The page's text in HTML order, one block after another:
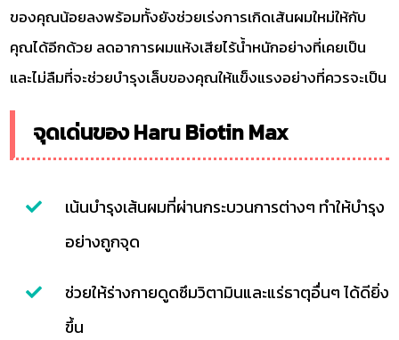
ของคุณน้อยลงพร้อมทั้งยังช่วยเร่งการเกิดเส้นผมใหม่ให้กับ
คุณได้อีกด้วย ลดอาการผมแห้งเสียไร้น้ำหนักอย่างที่เคยเป็น
และไม่ลืมที่จะช่วยบำรุงเล็บของคุณให้แข็งแรงอย่างที่ควรจะเป็น
จุดเด่นของ Haru Biotin Max
เน้นบำรุงเส้นผมที่ผ่านกระบวนการต่างๆ ทำให้บำรุง
อย่างถูกจุด
ช่วยให้ร่างกายดูดซึมวิตามินและแร่ธาตุอื่นๆ ได้ดียิ่ง
ขึ้น